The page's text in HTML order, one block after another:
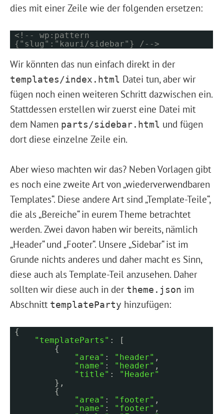
dies mit einer Zeile wie der folgenden ersetzen:
<!-- wp:pattern
{"slug":"kauri/sidebar"} /-->
Wir könnten das nun einfach direkt in der
templates/index.html Datei tun, aber wir
fügen noch einen weiteren Schritt dazwischen ein.
Stattdessen erstellen wir zuerst eine Datei mit
dem Namen parts/sidebar.html und fügen
dort diese einzelne Zeile ein.
Aber wieso machten wir das? Neben Vorlagen gibt
es noch eine zweite Art von „wiederverwendbaren
Templates“. Diese andere Art sind „Template-Teile“,
die als „Bereiche“ in eurem Theme betrachtet
werden. Zwei davon haben wir bereits, nämlich
„Header“ und „Footer“. Unsere „Sidebar“ ist im
Grunde nichts anderes und daher macht es Sinn,
diese auch als Template-Teil anzusehen. Daher
sollten wir diese auch in der theme.json im
Abschnitt templateParty hinzufügen:
{
"templateParts" : [
{
"area" : "header" ,
"name" : "header" ,
"title" :
"Header"
},
{
"area" : "footer" ,
"name" : "footer" ,